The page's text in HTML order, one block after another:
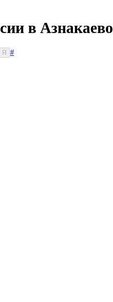
в Азнакаево
Я
#